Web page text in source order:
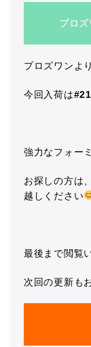
プロ
プロズワンよ
今回入荷は
強力なフォー
お探しの方は
越しください
最後まで閲覧
次回の更新も